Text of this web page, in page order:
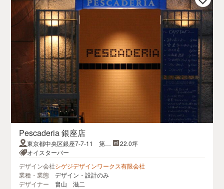
Pescaderia 銀座店
東京都中央区銀座7-7-11 第一
菅原ビル B1F
22.0坪
オイスターバー
デザイン会社シゲジデザインワークス有限会社
業種・業態
デザイン・設計のみ
デザイナー
畠山 滋二